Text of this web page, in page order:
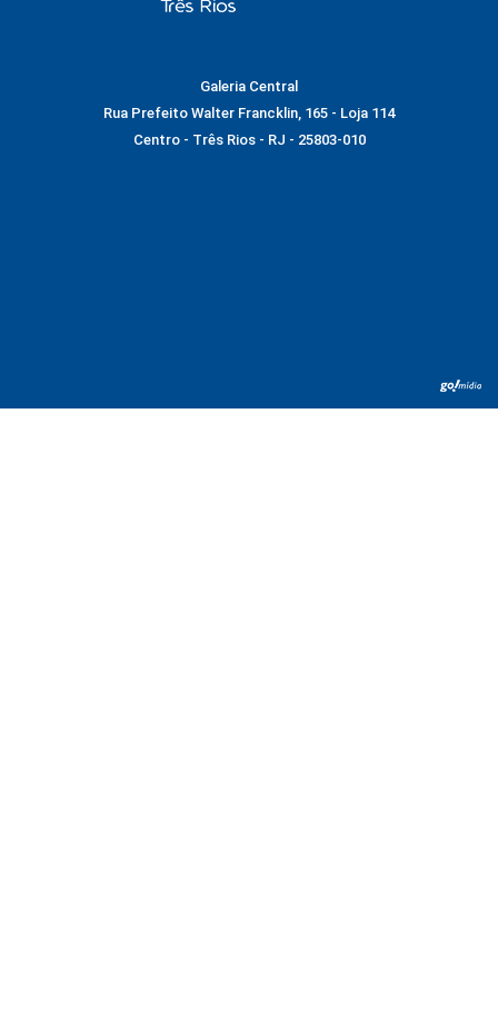
Galeria Central
Rua Prefeito Walter Francklin, 165 - Loja 114
Centro - Três Rios - RJ - 25803-010